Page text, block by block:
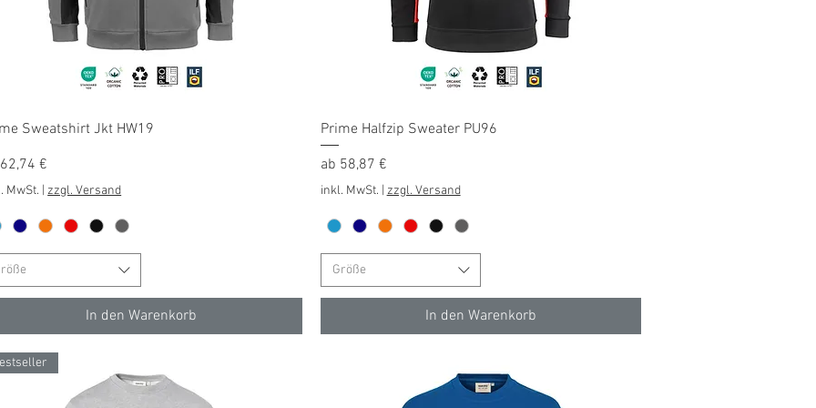
Schnellansicht
Sweatshirt Jkt HW19
62,74 €
Preis
MwSt. |zzgl. Versand
In den Warenkorb
Schnellansicht
Prime Halfzip Sweater PU96
ab 58,87 €
Sale-Preis
inkl. MwSt. zzgl. Versand
Größe
In den Warenkorb